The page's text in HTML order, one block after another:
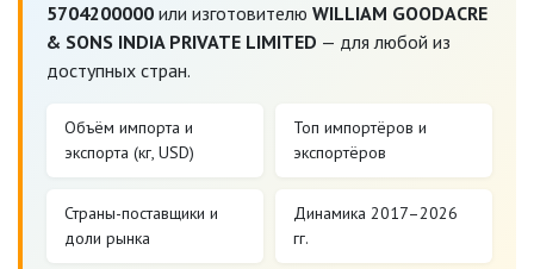
5704200000 или изготовителю WILLIAM GOODACRE
& SONS INDIA PRIVATE LIMITED — для любой из
доступных стран.
Объём импорта и
экспорта (кг, USD)
Топ импортёров и
экспортёров
Страны-поставщики и
доли рынка
Динамика 2017–2026
гг.